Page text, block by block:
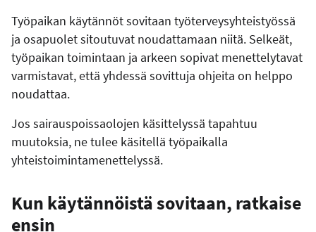
Työpaikan käytännöt sovitaan työterveysyhteistyössä
ja osapuolet sitoutuvat noudattamaan niitä. Selkeät,
työpaikan toimintaan ja arkeen sopivat menettelytavat
varmistavat, että yhdessä sovittuja ohjeita on helppo
noudattaa.
Jos sairauspoissaolojen käsittelyssä tapahtuu
muutoksia, ne tulee käsitellä työpaikalla
yhteistoimintamenettelyssä.
Kun käytännöistä sovitaan, ratkaise
ensin